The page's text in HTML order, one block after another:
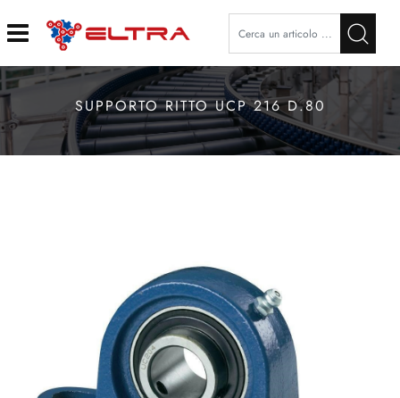
Open
SUPPORTO RITTO UCP 216 D.80